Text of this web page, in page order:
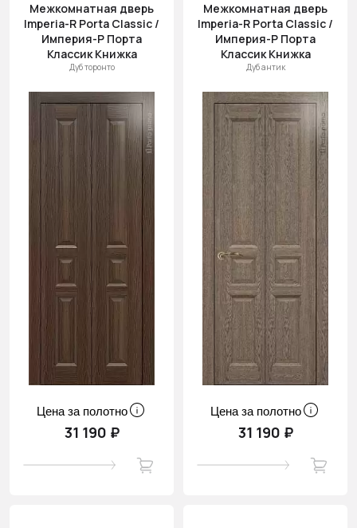
Межкомнатная дверь
Imperia-R Porta Classic /
Империя-Р Порта
Классик Книжка
Дуб торонто
Цена за полотно
31 190 ₽
Межкомнатная дверь
Imperia-R Porta Classic /
Империя-Р Порта
Классик Книжка
Дуб антик
Цена за полотно
31 190 ₽